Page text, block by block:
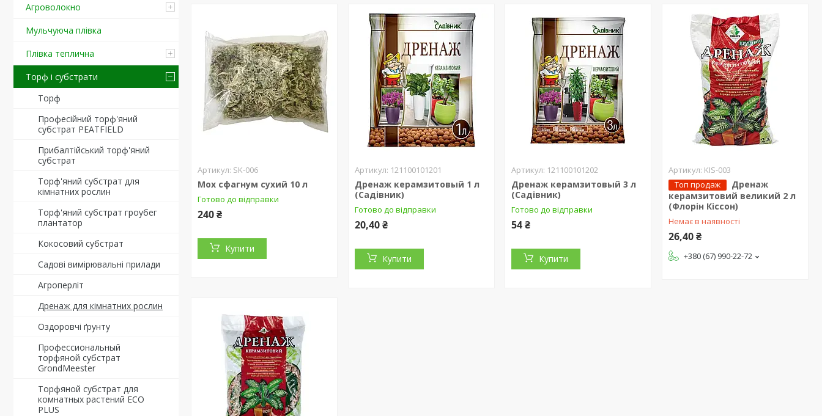
Агроволокно
Мульчуюча плівка
Плівка теплична
Торф і субстрати
Торф
Професійний торф'яний
субстрат PEATFIELD
Прибалтійський торф'яний
субстрат
Торф'яний субстрат для
кімнатних рослин
Торф'яний субстрат гроубег
плантатор
Кокосовий субстрат
Садові вимірювальні прилади
Агроперліт
Дренаж для кімнатних рослин
Оздоровчі ґрунту
Профессиональный
торфяной субстрат
GrondMeester
Торфяной субстрат для
комнатных растений ECO
PLUS
SK-006
Мох сфагнум сухий 10 л
Готово до відправки
240 ₴
Купити
121100101201
Дренаж керамзитовый 1 л
(Садівник)
Готово до відправки
20,40 ₴
Купити
121100101202
Дренаж керамзитовый 3 л
(Садівник)
Готово до відправки
54 ₴
Купити
KIS-003
Топ продаж
Дренаж
керамзитовий великий 2 л
(Флорін Кіссон)
Немає в наявності
26,40 ₴
+380 (67) 990-22-72